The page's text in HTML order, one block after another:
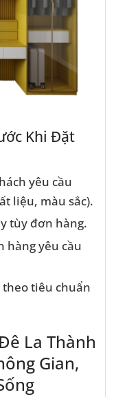
Khi Đặt
yêu cầu
liệu, màu sắc).
tùy đơn hàng.
hàng yêu cầu
theo tiêu chuẩn
La Thành
Gian,